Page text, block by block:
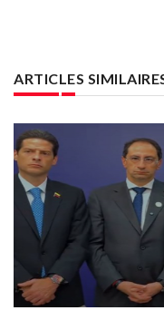
ARTICLES